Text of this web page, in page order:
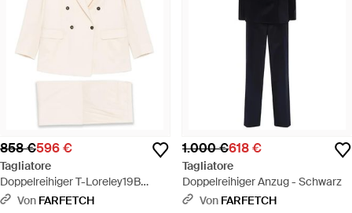
858 €596 €
Tagliatore
Doppelreihiger T-Loreley19B
Anzug Mit Tasche - Natur
Von FARFETCH
1.000 €618 €
Tagliatore
Doppelreihiger Anzug - Schwarz
Von FARFETCH